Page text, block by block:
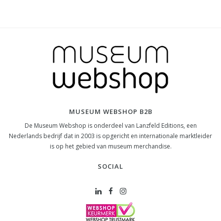
MUSEUM WEBSHOP B2B
De Museum Webshop is onderdeel van Lanzfeld Editions, een
Nederlands bedrijf dat in 2003 is opgericht en internationale marktleider
is op het gebied van museum merchandise.
SOCIAL